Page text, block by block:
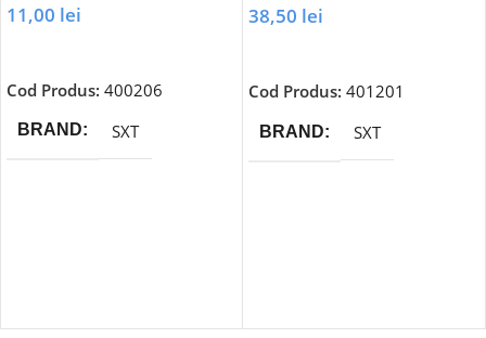
11,00 lei
Cod Produs: 400206
BRAND SXT
38,50 lei
Cod Produs: 401201
BRAND SXT